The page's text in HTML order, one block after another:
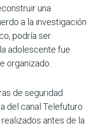
una
a la investigación
podría ser
adolescente fue
organizado.
de seguridad
del canal Telefuturo
antes de la